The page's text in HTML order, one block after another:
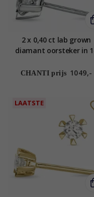
2 x 0,40 ct lab grown
diamant oorsteker in
grown diamant
CHANTI prijs 1049,-
LAATSTE